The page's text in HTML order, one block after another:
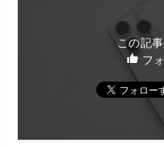
この記
フ